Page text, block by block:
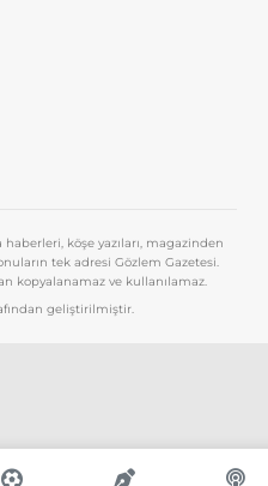
köşe yazıları, magazinden
tek adresi Gözlem Gazetesi.
kopyalanamaz ve kullanılamaz.
geliştirilmiştir.